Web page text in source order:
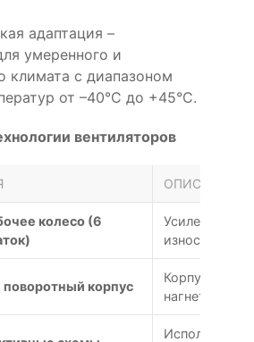
адаптация –
умеренного и
климата с диапазоном
от –40°С до +45°С.
вентиляторов
ОПИСАНИЕ
колесо (6
Усиленная
износу
корпус
Корпус
Исполнение 1